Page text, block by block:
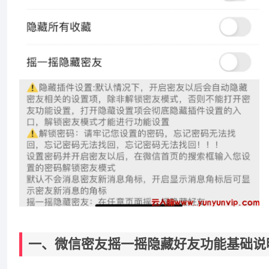
一、微信密友摇一摇隐藏好友功能基础说